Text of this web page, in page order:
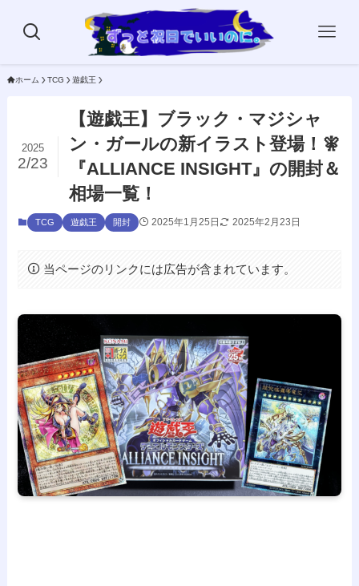
ホーム TCG 遊戯王
【遊戯王】ブラック・マジシャ
ン・ガールの新イラスト登場！🧚
『ALLIANCE INSIGHT』の開封＆
相場一覧！
2025
2/23
TCG 遊戯王 開封 2025年1月25日 2025年2月23日
当ページのリンクには広告が含まれています。